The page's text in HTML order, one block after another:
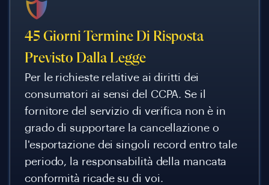
45 Giorni Termine Di Risposta
Previsto Dalla Legge
Per le richieste relative ai diritti dei
consumatori ai sensi del CCPA. Se il
fornitore del servizio di verifica non è in
grado di supportare la cancellazione o
l'esportazione dei singoli record entro tale
periodo, la responsabilità della mancata
conformità ricade su di voi.